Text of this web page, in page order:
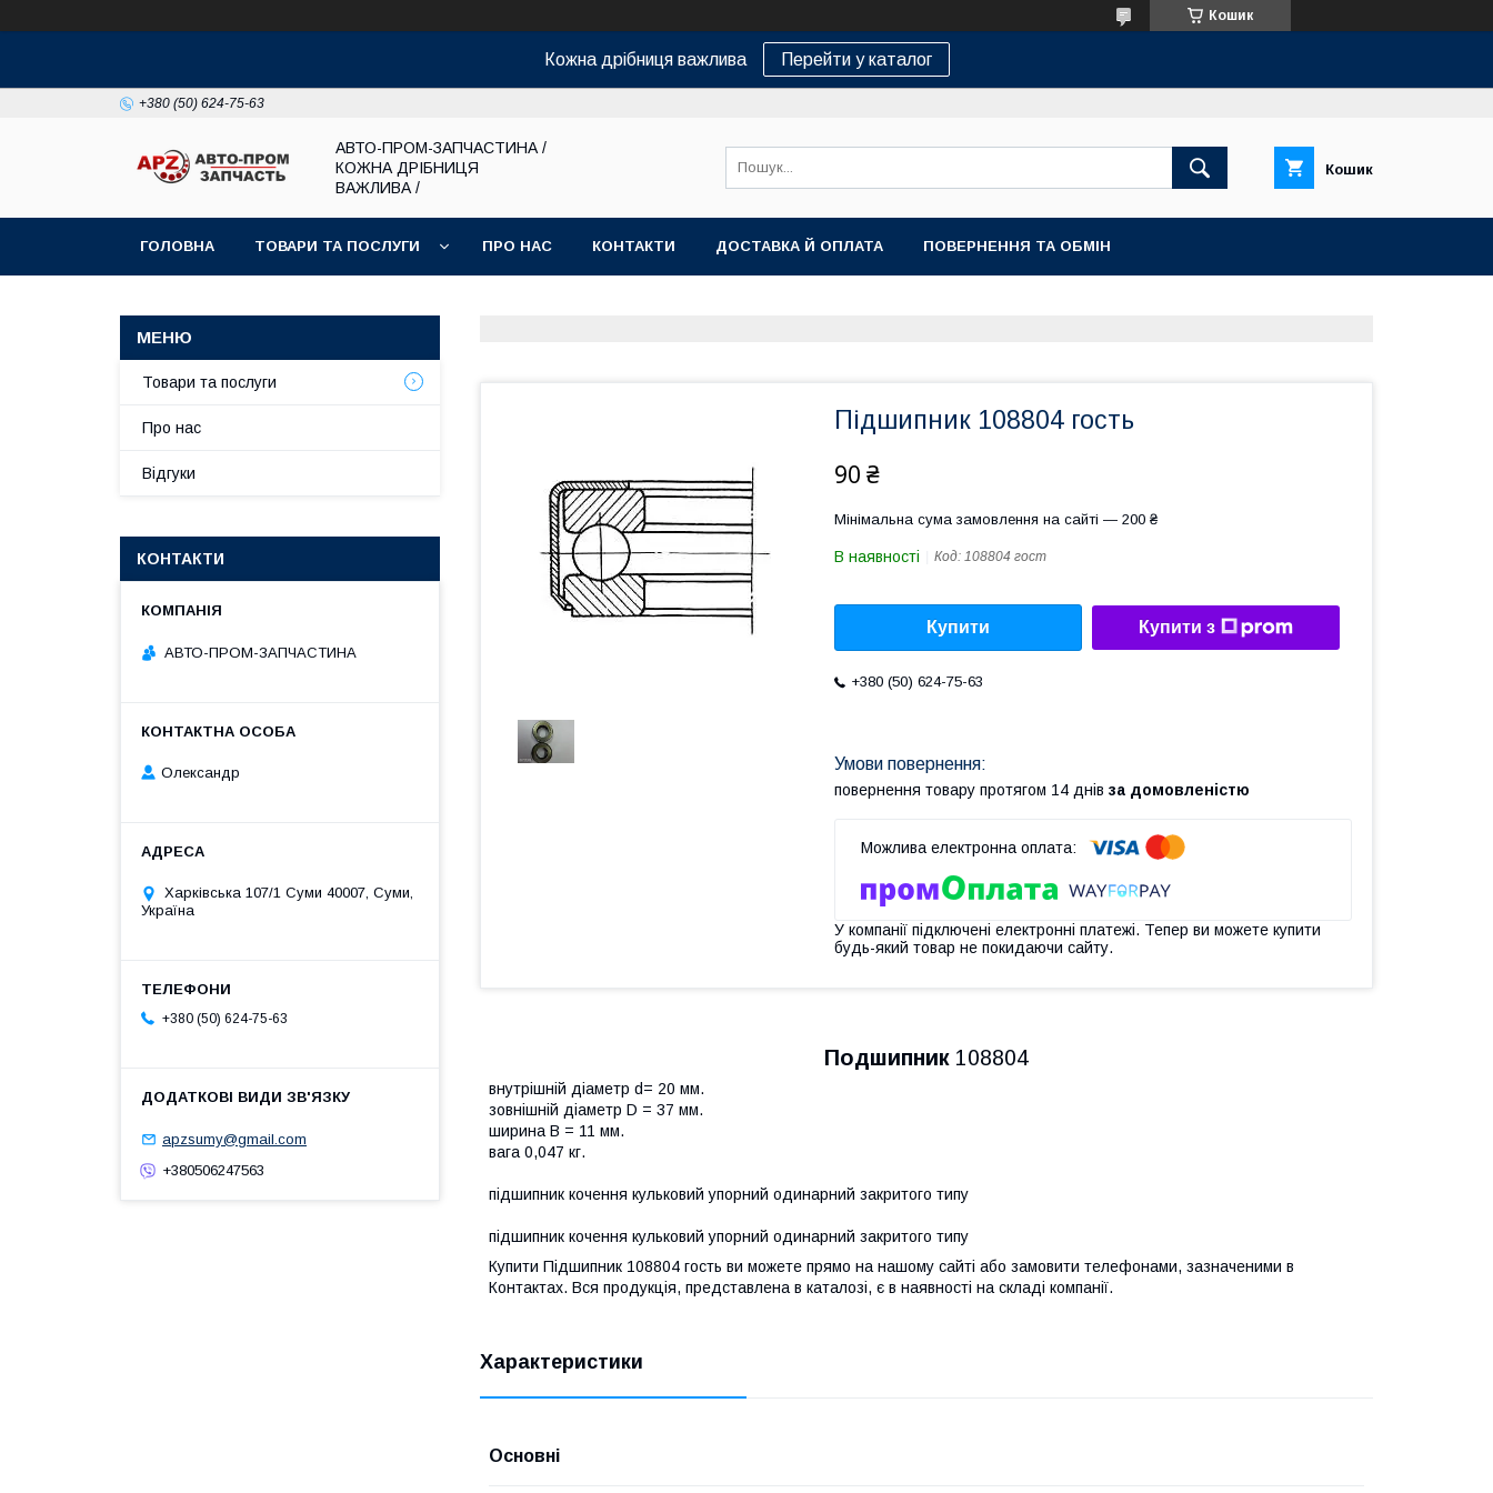
Кошик
Кожна дрібниця важлива Перейти у каталог
+380 (50) 624-75-63
АВТО-ПРОМ-ЗАПЧАСТИНА /
КОЖНА ДРІБНИЦЯ
ВАЖЛИВА /
Кошик
ГОЛОВНА ТОВАРИ ТА ПОСЛУГИ ПРО НАС КОНТАКТИ ДОСТАВКА Й ОПЛАТА ПОВЕРНЕННЯ ТА ОБМІН
Підшипник 108804 гость
90 ₴
Мінімальна сума замовлення на сайті — 200 ₴
В наявності Код: 108804 гост
Купити Купити з
+380 (50) 624-75-63
повернення товару протягом 14 днів за домовленістю
У компанії підключені електронні платежі. Тепер ви можете купити
будь-який товар не покидаючи сайту.
Подшипник 108804
внутрішній діаметр d= 20 мм.
зовнішній діаметр D = 37 мм.
ширина B = 11 мм.
вага 0,047 кг.
підшипник кочення кульковий упорний одинарний закритого типу
підшипник кочення кульковий упорний одинарний закритого типу
Купити Підшипник 108804 гость ви можете прямо на нашому сайті або замовити телефонами, зазначеними в
Контактах. Вся продукція, представлена в каталозі, є в наявності на складі компанії.
Характеристики
Основні
Товари та послуги
Про нас
Відгуки
КОНТАКТИ
АВТО-ПРОМ-ЗАПЧАСТИНА
Олександр
Харківська 107/1 Суми 40007, Суми,
Україна
+380 (50) 624-75-63
apzsumy@gmail.com
+380506247563